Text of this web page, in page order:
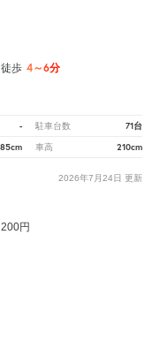
徒歩 4～6分
- 駐車台数 71台
車高 210cm
2026年7月24日 更新
円